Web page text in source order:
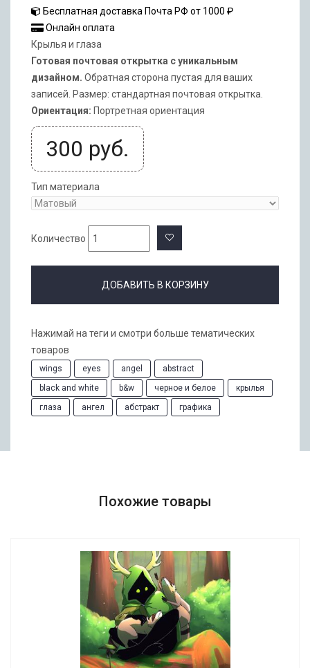
Бесплатная доставка Почта РФ от 1000 ₽
Онлайн оплата
Крылья и глаза
Готовая почтовая открытка с уникальным
дизайном. Обратная сторона пустая для ваших
записей. Размер: стандартная почтовая открытка.
Ориентация: Портретная ориентация
300 руб.
Тип материала
Количество
ДОБАВИТЬ В КОРЗИНУ
Нажимай на теги и смотри больше тематических
товаров
wings eyes angel
abstract
black and white
b&w черное и белое
крылья
глаза
ангел абстракт графика
Похожие товары